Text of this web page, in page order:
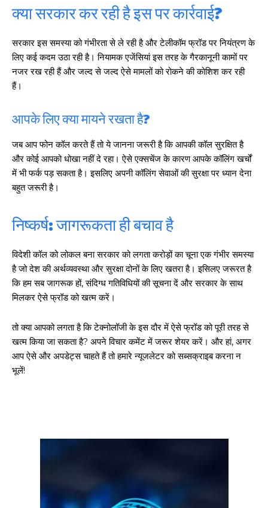
क्या सरकार कर रही है इस पर कार्रवाई?
सरकार इस समस्या को गंभीरता से ले रही है और टेलीकॉम फ्रॉड पर नियंत्रण के
लिए कई कदम उठा रही है। नियामक एजेंसियां इस तरह के गैरकानूनी कामों पर
नजर रख रही हैं और जल्द से जल्द ऐसे मामलों को रोकने की कोशिश कर रही
हैं।
आपके लिए क्या मायने रखता है?
जब आप फोन कॉल करते हैं तो ये जानना जरूरी है कि आपकी कॉल सुरक्षित है
और कोई आपको धोखा नहीं दे रहा। ऐसे एक्सचेंज के कारण आपके कॉलिंग खर्चों
में भी फर्क पड़ सकता है। इसलिए अपनी कॉलिंग सेवाओं की सुरक्षा पर ध्यान देना
बहुत जरूरी है।
निष्कर्ष: जागरूकता ही बचाव है
विदेशी कॉल को लोकल बना सरकार को लगता करोड़ों का चूना एक गंभीर समस्या
है जो देश की अर्थव्यवस्था और सुरक्षा दोनों के लिए खतरा है। इसिलए जरूरत है
कि हम सब जागरूक हों, संदिग्ध गतिविधियों की सूचना दें और सरकार के साथ
मिलकर ऐसे फ्रॉड को खत्म करें।
तो क्या आपको लगता है कि टेक्नोलॉजी के इस दौर में ऐसे फ्रॉड को पूरी तरह से
खत्म किया जा सकता है? अपने विचार कमेंट में जरूर शेयर करें। और हां, अगर
आप ऐसे और अपडेट्स चाहते हैं तो हमारे न्यूजलेटर को सब्सक्राइब करना न
भूलें!